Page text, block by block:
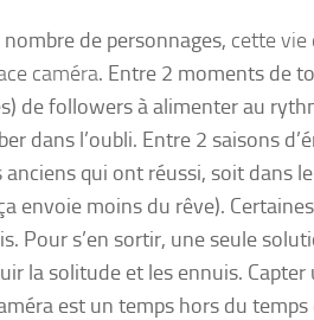
de personnages, cette vie
caméra. Entre 2 moments de
de followers à alimenter au
dans l’oubli. Entre 2 saisons
qui ont réussi, soit dans
envoie moins du rêve).
Pour s’en sortir, une seule
la solitude et les ennuis.
est un temps hors du